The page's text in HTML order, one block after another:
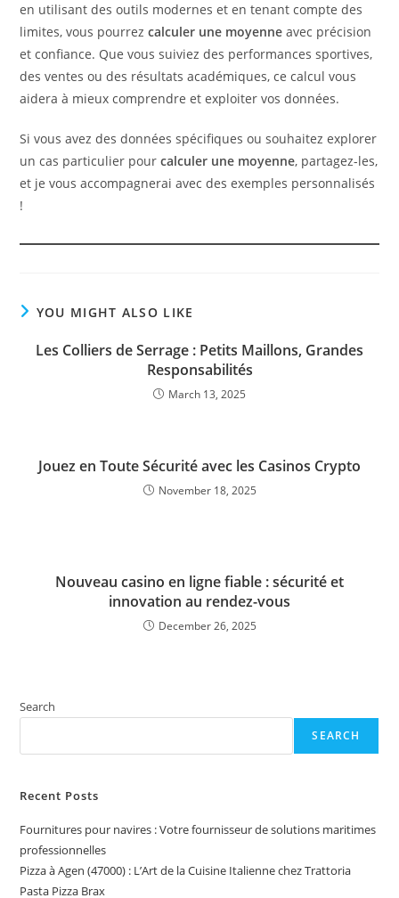
en utilisant des outils modernes et en tenant compte des
limites, vous pourrezcalculer une moyenne avec précision
et confiance. Que vous suiviez des performances sportives,
des ventes ou des résultats académiques, ce calcul vous
aidera à mieux comprendre et exploiter vos données.
Si vous avez des données spécifiques ou souhaitez explorer
un cas particulier pourcalculer une moyenne, partagez-les,
et je vous accompagnerai avec des exemples personnalisés
!
YOU MIGHT ALSO LIKE
Les Colliers de Serrage : Petits Maillons, Grandes
Responsabilités
March 13, 2025
Jouez en Toute Sécurité avec les Casinos Crypto
November 18, 2025
Nouveau casino en ligne fiable : sécurité et
innovation au rendez-vous
December 26, 2025
Search
SEARCH
Recent Posts
Fournitures pour navires : Votre fournisseur de solutions maritimes
professionnelles
Pizza à Agen (47000) : L’Art de la Cuisine Italienne chez Trattoria
Pasta Pizza Brax